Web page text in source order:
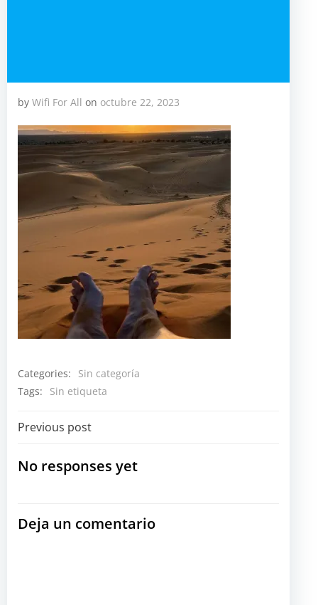
by Wifi For All on octubre 22, 2023
Categories:
Sin categoría
Tags:
Sin etiqueta
Navegación
por
entradas
Previous post
No responses yet
Deja un comentario